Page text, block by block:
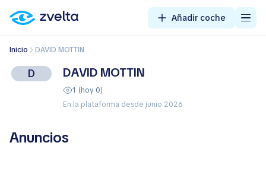
Añadir coche
Inicio DAVID MOTTIN
D DAVID MOTTIN
1 (hoy 0)
En la plataforma desde junio 2026
Anuncios